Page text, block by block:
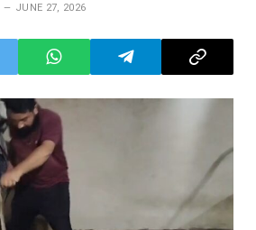
JUNE 27, 2026